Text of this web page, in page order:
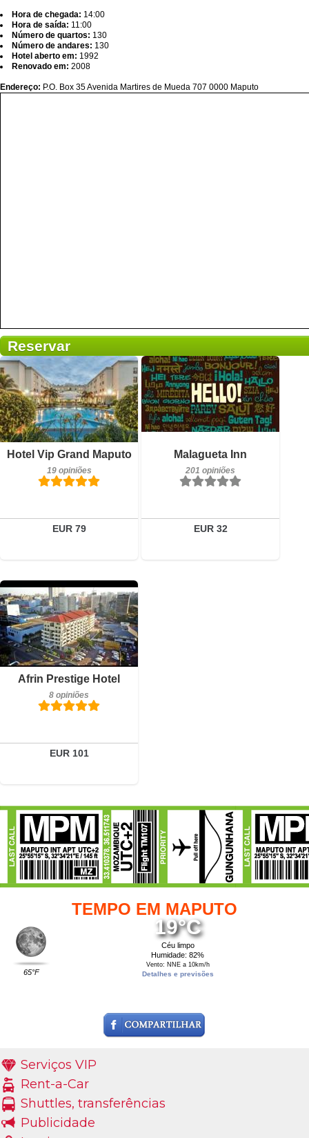
Hora de chegada: 14:00
Hora de saída: 11:00
Número de quartos: 130
Número de andares: 130
Hotel aberto em: 1992
Renovado em: 2008
Endereço: P.O. Box 35 Avenida Martires de Mueda 707 0000 Maputo
Reservar
Hotel Vip Grand Maputo
19 opiniões
EUR 79
19 opiniões
Reservar
Malagueta Inn
201 opiniões
EUR 32
201 opiniões
Detalhes
Reservar
Afrin Prestige Hotel
8 opiniões
EUR 101
8 opiniões
Reservar
TEMPO EM MAPUTO
65°F
19°C
Céu limpo
Humidade: 82%
Vento: NNE a 10km/h
Detalhes e previsões
Serviços VIP
Rent-a-Car
Shuttles, transferências
Publicidade